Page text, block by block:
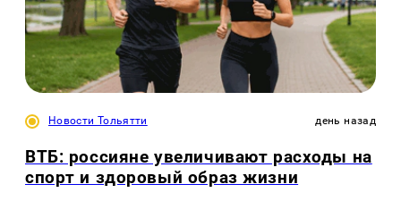
Новости Тольятти день назад
ВТБ: россияне увеличивают расходы на
спорт и здоровый образ жизни